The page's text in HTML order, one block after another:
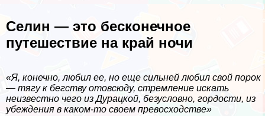
Селин — это бесконечное
путешествие на край ночи
«Я, конечно, любил ее, но еще сильней любил свой порок
— тягу к бегству отовсюду, стремление искать
неизвестно чего из Дypaцкой, безусловно, гордости, из
убеждения в каком-то своем превосходстве»